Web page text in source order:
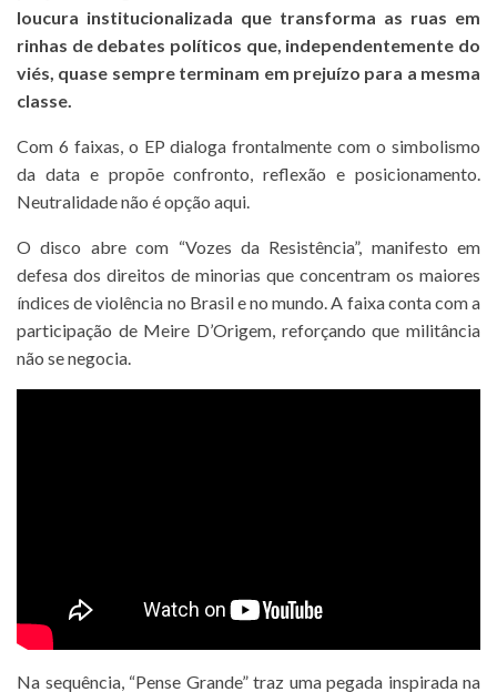
loucura institucionalizada que transforma as ruas em
rinhas de debates políticos que, independentemente do
viés, quase sempre terminam em prejuízo para a mesma
classe.
Com 6 faixas, o EP dialoga frontalmente com o simbolismo
da data e propõe confronto, reflexão e posicionamento.
Neutralidade não é opção aqui.
O disco abre com “Vozes da Resistência”, manifesto em
defesa dos direitos de minorias que concentram os maiores
índices de violência no Brasil e no mundo. A faixa conta com a
participação de Meire D’Origem, reforçando que militância
não se negocia.
Na sequência, “Pense Grande” traz uma pegada inspirada na